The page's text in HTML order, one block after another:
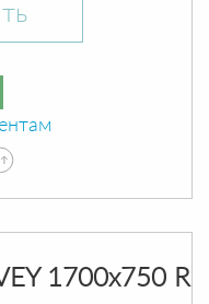
1700х750 R